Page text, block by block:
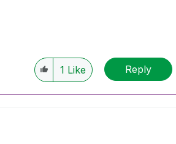
1 Like Reply